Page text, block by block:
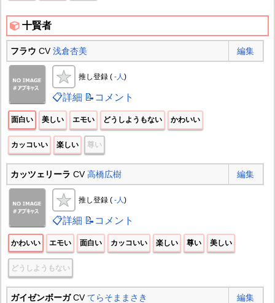
十賢者
フラウ CV浅倉杏美 編集
推し登録 ( -人)
📋詳細 📝コメント
面白い 美しい エモい どうしようもない かわいい
カッコいい 楽しい 尊い
カッツェリーラ CV高橋広樹 編集
推し登録 ( -人)
📋詳細 📝コメント
かわいい エモい 面白い カッコいい 楽しい 尊い 美しい
どうしようもない
ガイゼンボーガCV てらそままさき 編集